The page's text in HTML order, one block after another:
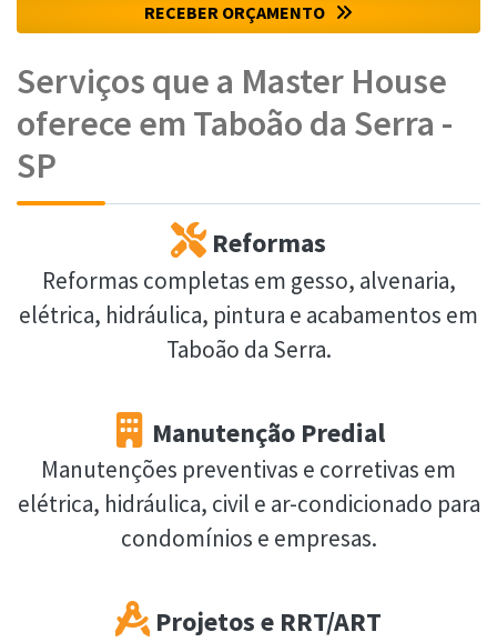
RECEBER ORÇAMENTO
Serviços que a Master House
oferece em Taboão da Serra -
SP
Reformas
Reformas completas em gesso, alvenaria,
elétrica, hidráulica, pintura e acabamentos em
Taboão da Serra.
Manutenção Predial
Manutenções preventivas e corretivas em
elétrica, hidráulica, civil e ar-condicionado para
condomínios e empresas.
Projetos e RRT/ART